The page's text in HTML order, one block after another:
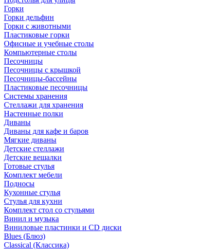
Горки
Горки дельфин
Горки с животными
Пластиковые горки
Офисные и учебные столы
Компьютерные столы
Песочницы
Песочницы с крышкой
Песочницы-бассейны
Пластиковые песочницы
Системы хранения
Стеллажи для хранения
Настенные полки
Диваны
Диваны для кафе и баров
Мягкие диваны
Детские стеллажи
Детские вешалки
Готовые стулья
Комплект мебели
Подносы
Кухонные стулья
Стулья для кухни
Комплект стол со стульями
Винил и музыка
Виниловые пластинки и CD диски
Blues (Блюз)
Classical (Классика)